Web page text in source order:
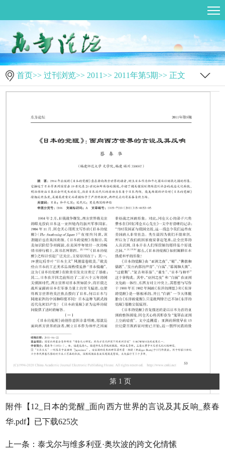
首页>> 过刊浏览>> 2011>> 2011年第5期>> 正文
第 1 页
附件【 12_日本的觉醒_面向西方世界的言说及其反响_蔡春
华.pdf】已下载625次
上一条：泰戈尔与维多利亚·奥坎波的跨文化情愫